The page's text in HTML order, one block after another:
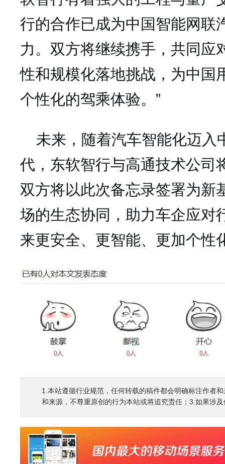
行的合作已成为中国智能网联
力。双方将继续携手，共同应
性和规模化落地挑战，为中国
个性化的驾乘体验。”
未来，随着汽车智能化迈入
代，东软智行与高通技术公司
双方将以此次备忘录签署为新
场的生态协同，助力车企应对
来更安全、更智能、更加个性
1.本站遵循行业规范，任何转载的稿件都会明确标注作者
和来源，不尊重原创的行为本站或将追究责任；3.如果涉